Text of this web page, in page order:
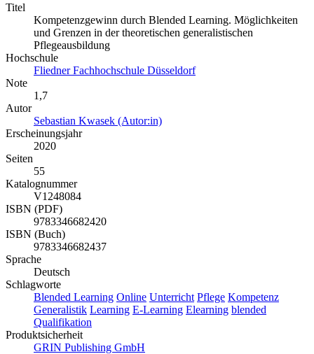
Titel
Kompetenzgewinn durch Blended Learning. Möglichkeiten
und Grenzen in der theoretischen generalistischen
Pflegeausbildung
Hochschule
Fliedner Fachhochschule Düsseldorf
Note
1,7
Autor
Sebastian Kwasek (Autor:in)
Erscheinungsjahr
2020
Seiten
55
Katalognummer
V1248084
ISBN (PDF)
9783346682420
ISBN (Buch)
9783346682437
Sprache
Deutsch
Schlagworte
Blended Learning Online Unterricht Pflege Kompetenz
Generalistik Learning E-Learning Elearning blended
Qualifikation
Produktsicherheit
GRIN Publishing GmbH